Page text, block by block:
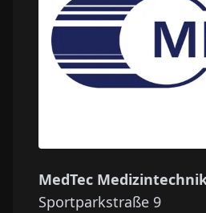
MedTec
Sportparkstraße 9